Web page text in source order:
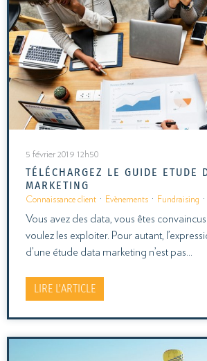
5 février 2019 12h50
TÉLÉCHARGEZ LE GUIDE ETUDE
MARKETING
Connaissance client · Evènements · Fundraising ·
Vous avez des data, vous êtes
voulez les exploiter. Pour autant,
d’une étude data marketing n’est pas…
LIRE L'ARTICLE